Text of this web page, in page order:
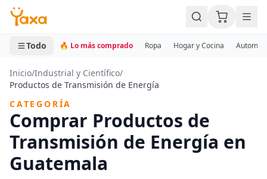
MINI CARRITO
0 productos
Todo 🔥 Lo más comprado Ropa Hogar y Cocina
Inicio/Industrial y Científico/
Productos de Transmisión de Energía
CATEGORÍA
Comprar Productos de
Transmisión de Energía en
Guatemala